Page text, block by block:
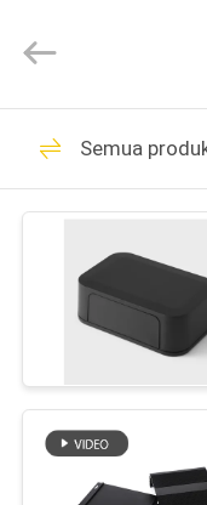
RUMAH
PRODUK
TENTANG
KAMI
TUR
PABRIK
Reserved.
Kotak
kotak
Semua